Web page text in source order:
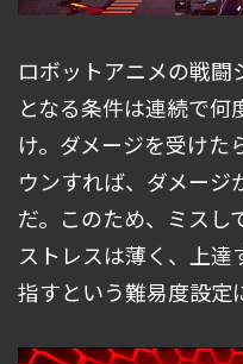
ロボットアニメの戦闘
となる条件は連続で
け。ダメージを受けた
ウンすれば、ダメージ
だ。このため、ミスし
ストレスは薄く、上達
指すという難易度設定